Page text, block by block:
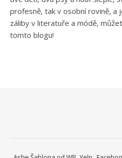
profesně, tak v osobní rovině, a
záliby v literatuře a módě,
tomto blogu!